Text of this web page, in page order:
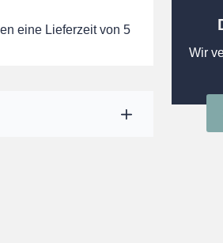
eine Lieferzeit von 5
Wir